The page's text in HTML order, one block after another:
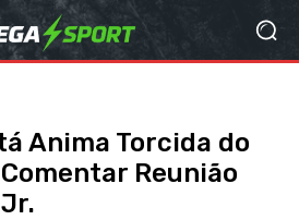
Anima Torcida do
Reunião